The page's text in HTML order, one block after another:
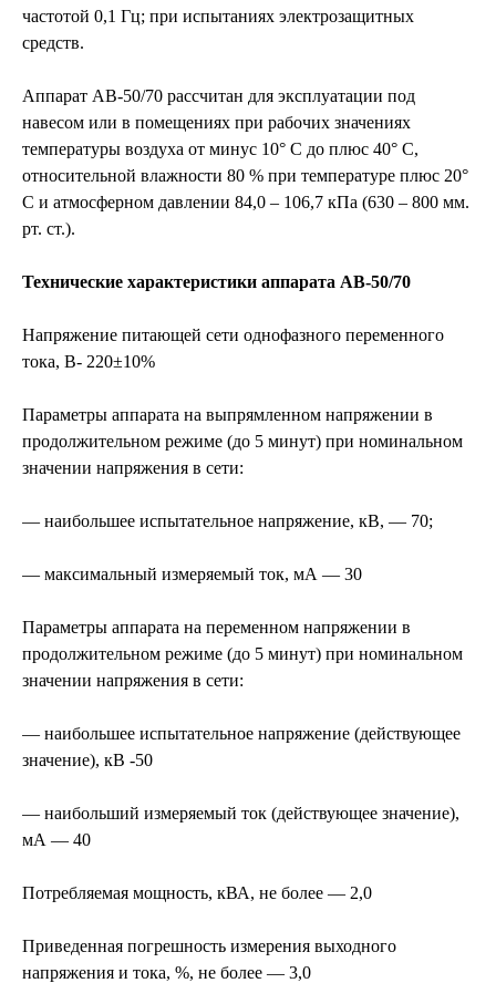
частотой 0,1 Гц; при испытаниях электрозащитных
средств.
Аппарат АВ-50/70 рассчитан для эксплуатации под
навесом или в помещениях при рабочих значениях
температуры воздуха от минус 10° С до плюс 40° С,
относительной влажности 80 % при температуре плюс 20°
С и атмосферном давлении 84,0 – 106,7 кПа (630 – 800 мм.
рт. ст.).
Технические характеристики аппарата АВ-50/70
Напряжение питающей сети однофазного переменного
тока, В- 220±10%
Параметры аппарата на выпрямленном напряжении в
продолжительном режиме (до 5 минут) при номинальном
значении напряжения в сети:
— наибольшее испытательное напряжение, кВ, — 70;
— максимальный измеряемый ток, мА — 30
Параметры аппарата на переменном напряжении в
продолжительном режиме (до 5 минут) при номинальном
значении напряжения в сети:
— наибольшее испытательное напряжение (действующее
значение), кВ -50
— наибольший измеряемый ток (действующее значение),
мА — 40
Потребляемая мощность, кВА, не более — 2,0
Приведенная погрешность измерения выходного
напряжения и тока, %, не более — 3,0